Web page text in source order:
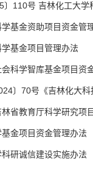
〕110号 吉林化工大学
学基金资助项目资金管
基金项目管理办法
科学智库基金项目资
〕70号《吉林化大科
省教育厅科学研究项
金项目资金管理办法
研诚信建设实施办法